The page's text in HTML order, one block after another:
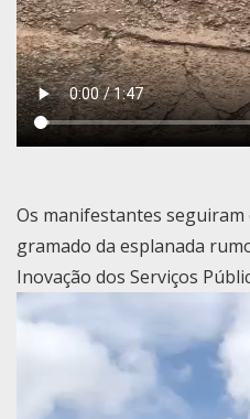
Os manifestantes
gramado da esplanada
Inovação dos Serviços